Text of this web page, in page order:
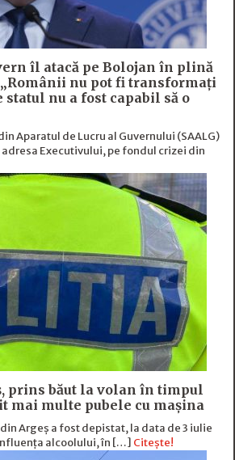
îl atacă pe Bolojan în plină
nu pot fi transformați
nu a fost capabil să o
Aparatul de Lucru al Guvernului (SAALG)
adresa Executivului, pe fondul crizei din
prins băut la volan în timpul
mai multe pubele cu mașina
Argeș a fost depistat, la data de 3 iulie
alcoolului, în […] Citește!